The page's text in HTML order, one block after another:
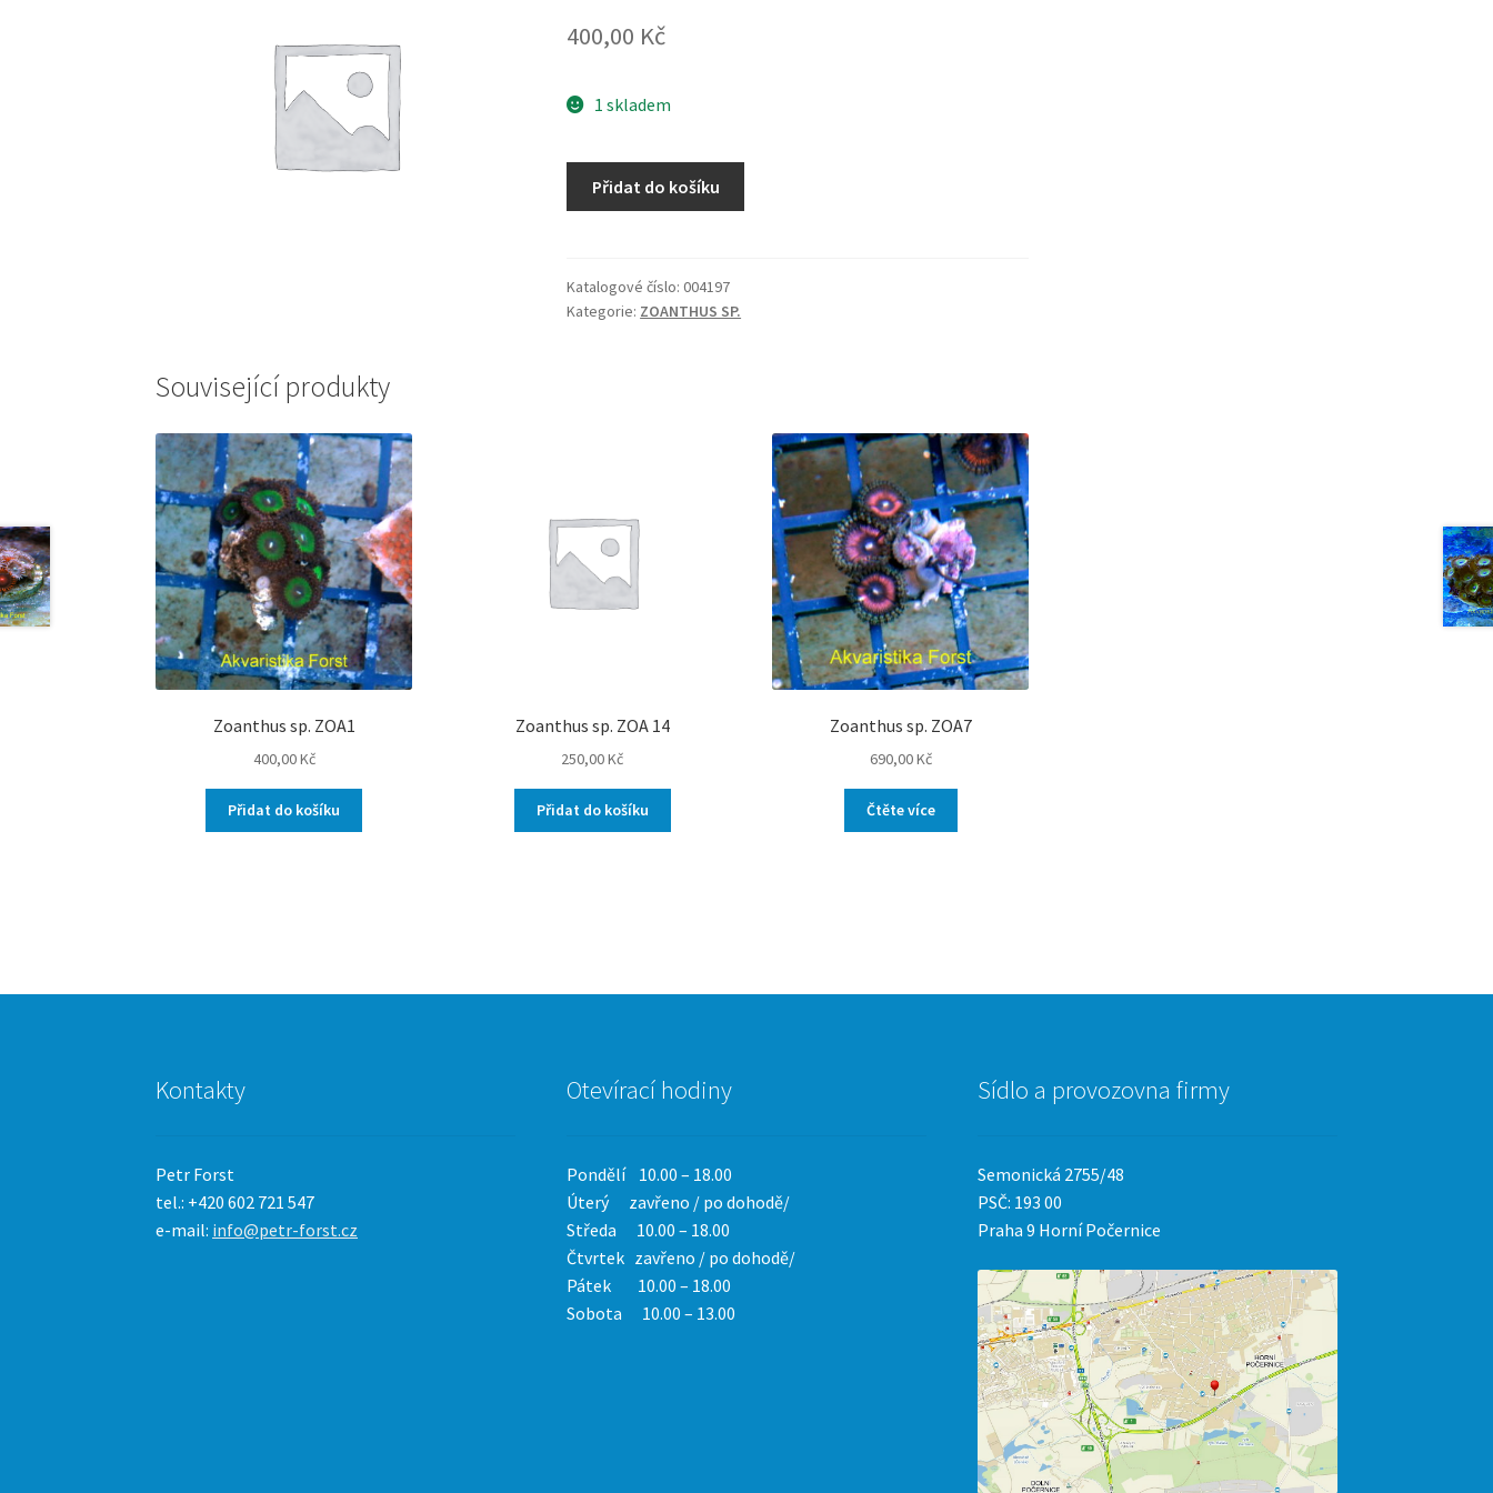
400,00 Kč
1 skladem
množství
Přidat do košíku
Katalogové číslo:004197
Kategorie: ZOANTHUS SP.
Související produkty
Zoanthus sp. ZOA1
400,00Kč
Přidat do košíku
Zoanthus sp. ZOA 14
250,00Kč
Přidat do košíku
Zoanthus sp. ZOA7
690,00Kč
Čtěte více
Kontakty
Petr Forst
tel.: +420 602 721 547
e-mail: info@petr-forst.cz
Otevírací hodiny
Pondělí 10.00 – 18.00
Úterý zavřeno / po dohodě/
Středa 10.00 – 18.00
Čtvrtek zavřeno / po dohodě/
Pátek 10.00 – 18.00
Sobota 10.00 – 13.00
Sídlo a provozovna firmy
Semonická 2755/48
PSČ: 193 00
Praha 9 Horní Počernice